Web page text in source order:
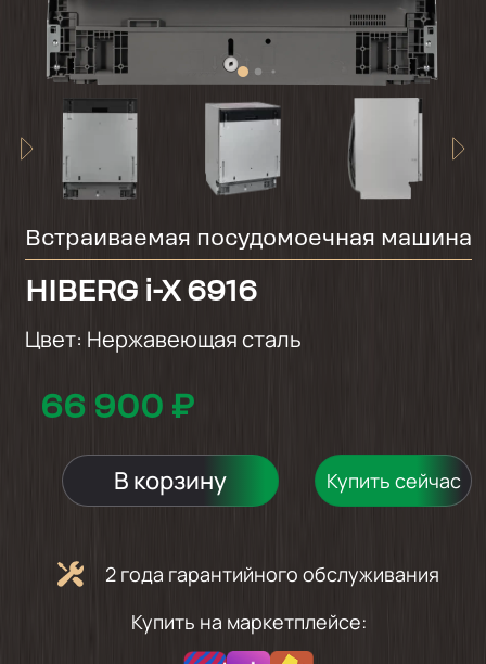
Встраиваемая посудомоечная машина
HIBERG i-X 6916
Цвет: Нержавеющая сталь
66 900 ₽
В корзину Купить сейчас
2 года гарантийного обслуживания
Купить на маркетплейсе: